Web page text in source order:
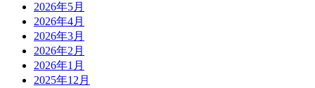
2026年5月
2026年4月
2026年3月
2026年2月
2026年1月
2025年12月